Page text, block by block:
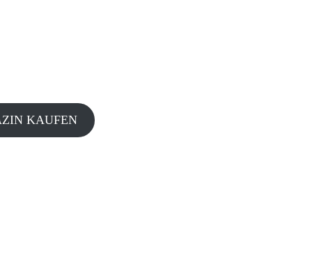
KAUFEN